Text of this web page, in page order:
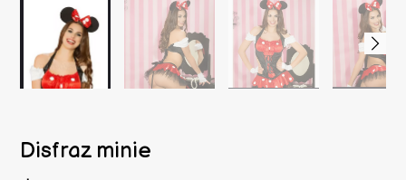
Disfraz minie